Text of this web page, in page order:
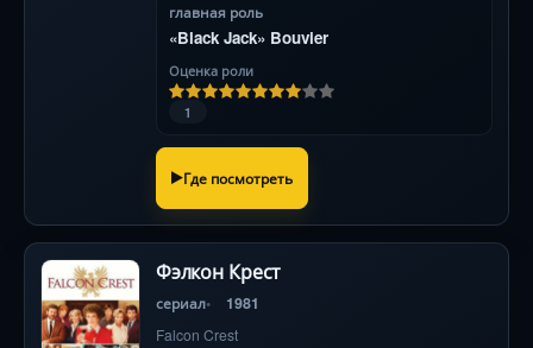
главная роль
«Black Jack» Bouvier
Оценка роли
1
Где посмотреть
Фэлкон Крест
сериал 1981
Falcon Crest